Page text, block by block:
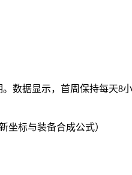
数据显示，首周保持每天
坐标与装备合成公式）